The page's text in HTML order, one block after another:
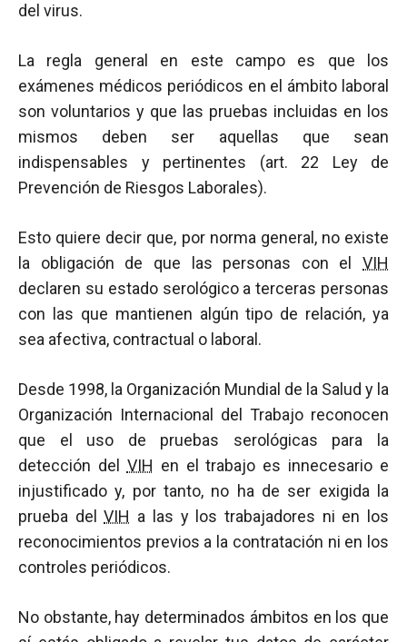
del virus.
La regla general en este campo es que los
exámenes médicos periódicos en el ámbito laboral
son voluntarios y que las pruebas incluidas en los
mismos deben ser aquellas que sean
indispensables y pertinentes (art. 22 Ley de
Prevención de Riesgos Laborales).
Esto quiere decir que, por norma general, no existe
la obligación de que las personas con el VIH
declaren su estado serológico a terceras personas
con las que mantienen algún tipo de relación, ya
sea afectiva, contractual o laboral.
Desde 1998, la Organización Mundial de la Salud y la
Organización Internacional del Trabajo reconocen
que el uso de pruebas serológicas para la
detección del VIH en el trabajo es innecesario e
injustificado y, por tanto, no ha de ser exigida la
prueba delVIH a las y los trabajadores ni en los
reconocimientos previos a la contratación ni en los
controles periódicos.
No obstante, hay determinados ámbitos en los que